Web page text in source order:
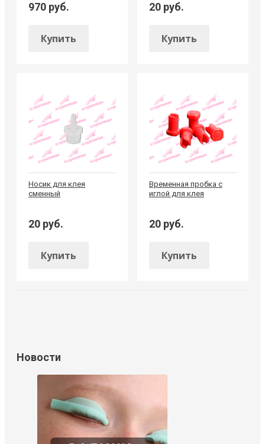
970 руб.
Купить
20 руб.
Купить
Носик для клея
сменный
20 руб.
Купить
Временная пробка с
иглой для клея
20 руб.
Купить
Новости